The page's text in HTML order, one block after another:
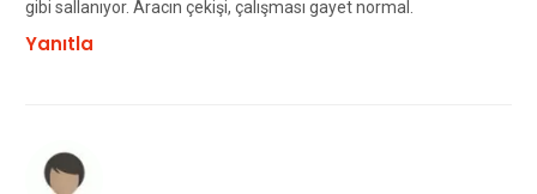
gibi sallanıyor. Aracın çekişi, çalışması gayet normal.
Yanıtla